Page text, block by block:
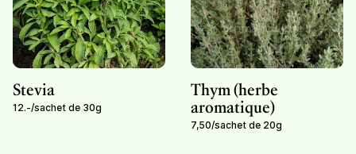
Stevia
sachet de 30g
/
12.-
Thym (herbe
aromatique)
sachet de 20g
/
7,50